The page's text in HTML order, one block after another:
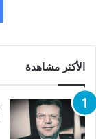
الأكثر مشاهدة